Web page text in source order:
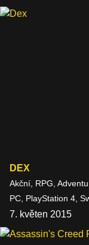
DEX
Akční, RPG,
PC, PlayStation 4,
7. květen 2015